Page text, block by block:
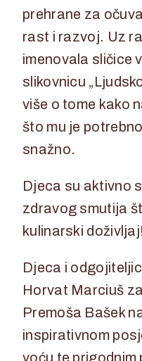
prehrane za
rast i razvoj. Uz
imenovala sličice
slikovnicu
više o tome kako
što mu je
snažno.
Djeca su aktivno
zdravog smutija
kulinarski doživljaj!
Djeca i
Horvat Marciuš
Premoša Bašek
inspirativnom
voću te prigodnim